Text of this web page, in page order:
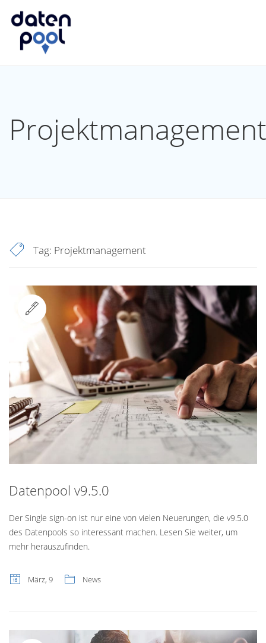
Projektmanagement
Tag: Projektmanagement
Standard
Datenpool v9.5.0
Der Single sign-on ist nur eine von vielen Neuerungen, die v9.5.0
des Datenpools so interessant machen. Lesen Sie weiter, um
mehr herauszufinden.
März, 9 News